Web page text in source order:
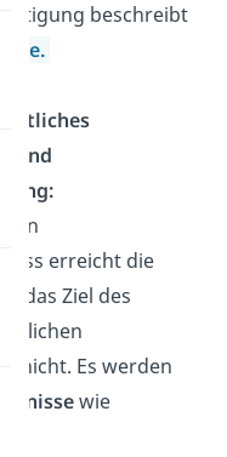
beschreibt
und
erreicht die
das Ziel des
nicht. Es werden
wie